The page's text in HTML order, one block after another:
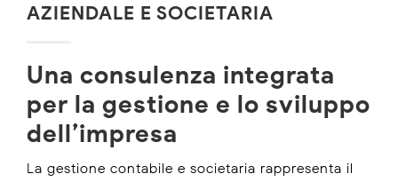
AZIENDALE E SOCIETARIA
Una consulenza integrata
per la gestione e lo sviluppo
dell’impresa
La gestione contabile e societaria rappresenta il